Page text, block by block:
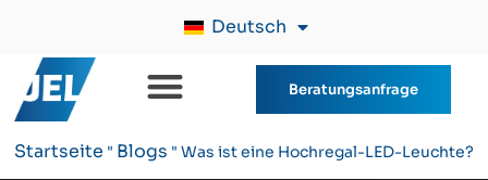
Deutsch
Beratungsanfrage
Startseite " Blogs " Was ist eine Hochregal-LED-Leuchte?